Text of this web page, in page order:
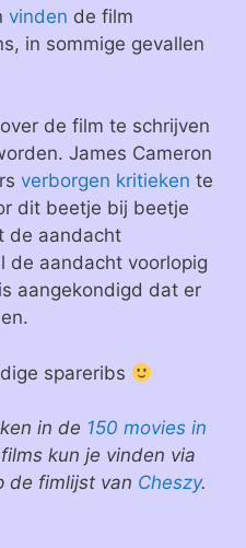
vinden de film
in sommige gevallen
de film te schrijven
James Cameron
verborgen kritieken te
dit beetje bij beetje
de aandacht
de aandacht voorlopig
aangekondigd dat er
spareribs
in de 150 movies in
kun je vinden via
de fimlijst van Cheszy.